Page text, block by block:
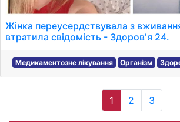
Жінка переусердствувала з
втратила свідомість - Здоровʼя 24.
Медикаментозне лікування Організм
1 2 3